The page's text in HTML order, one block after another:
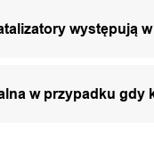
występują
w przypadku gdy